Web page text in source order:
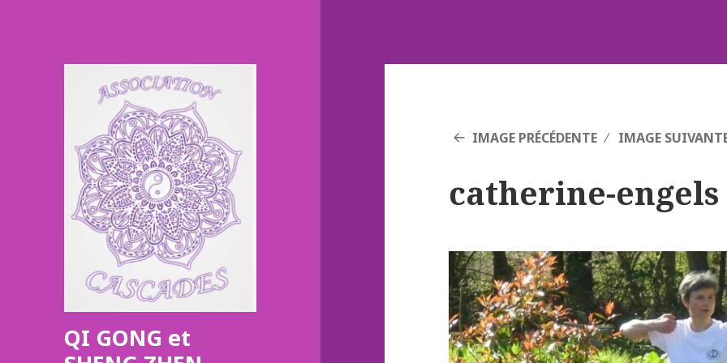
QI GONG et
IMAGE PRÉCÉDENTE IMAGE
catherine-engels